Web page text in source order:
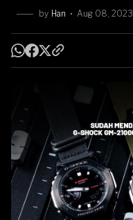
by Han Aug 08, 2023